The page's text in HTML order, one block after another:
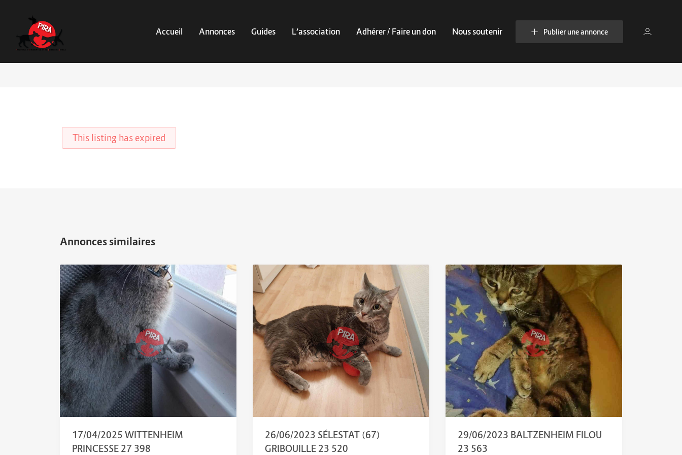
Accueil Annonces Guides L’association Adhérer / Faire un don Nous soutenir Publier une annonce
This listing has expired
17/04/2025 WITTENHEIM
PRINCESSE 27 398
26/06/2023 SÉLESTAT (67)
GRIBOUILLE 23 520
29/06/2023 BALTZENHEIM FILOU
23 563